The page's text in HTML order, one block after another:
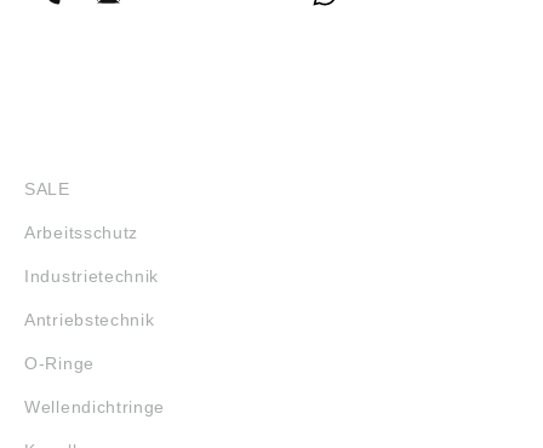
SALE
Arbeitsschutz
Industrietechnik
Antriebstechnik
O-Ringe
Wellendichtringe